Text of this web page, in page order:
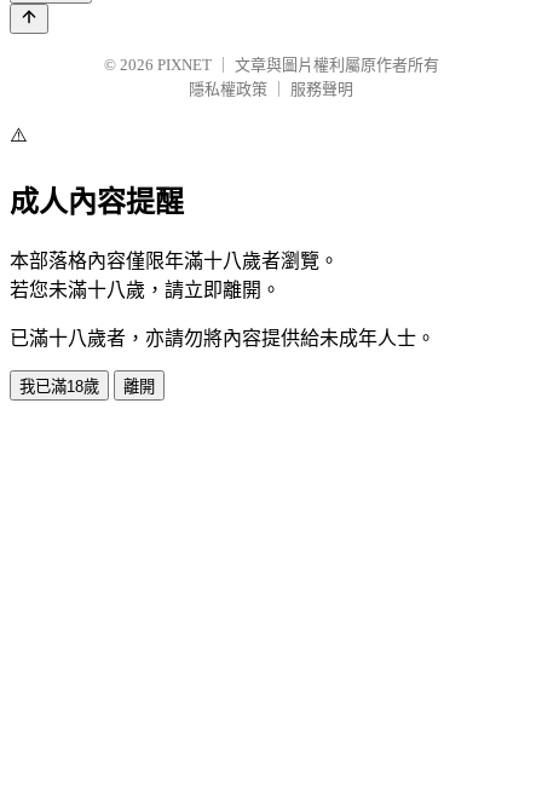
© 2026 PIXNET
文章與圖片權利屬原作者所有
隱私權政策
服務聲明
⚠️
成人內容提醒
本部落格內容僅限年滿十八歲者瀏覽。
若您未滿十八歲，請立即離開。
已滿十八歲者，亦請勿將內容提供給未成年人士。
我已滿18歲 離開